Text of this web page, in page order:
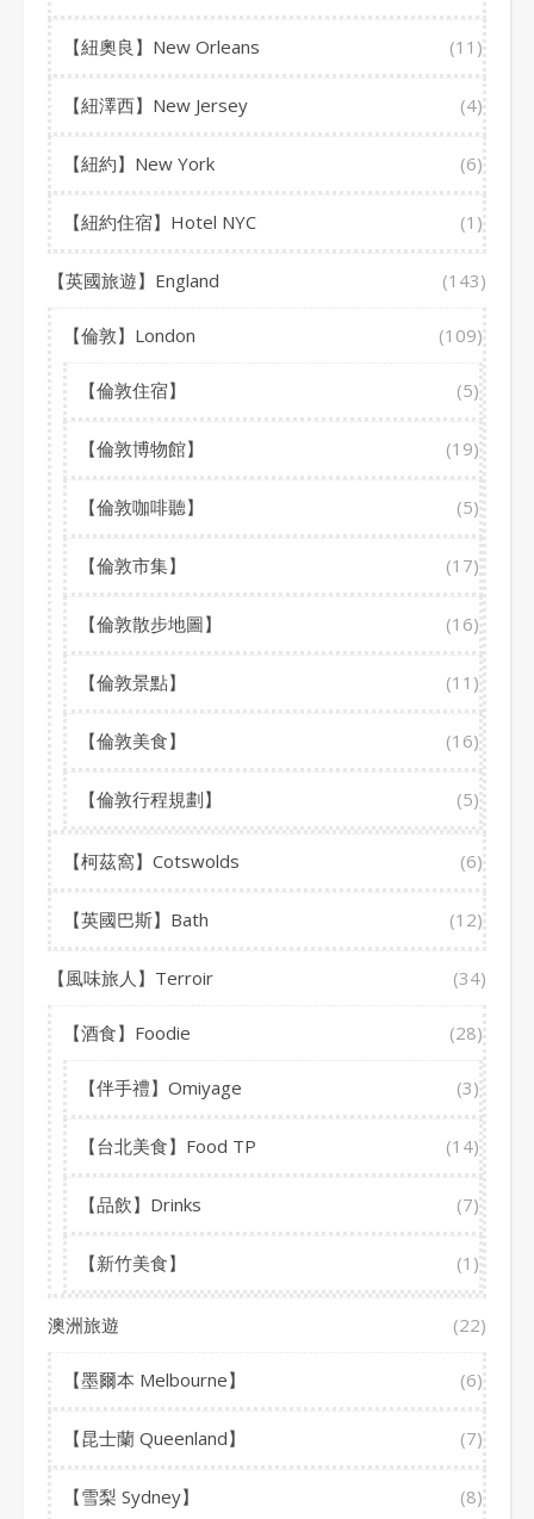
【紐奧良】New Orleans (11)
【紐澤西】New Jersey (4)
【紐約】New York (6)
【紐約住宿】Hotel NYC (1)
【英國旅遊】England (143)
【倫敦】London (109)
【倫敦住宿】 (5)
【倫敦博物館】 (19)
【倫敦咖啡聽】 (5)
【倫敦市集】 (17)
【倫敦散步地圖】 (16)
【倫敦景點】 (11)
【倫敦美食】 (16)
【倫敦行程規劃】 (5)
【柯茲窩】Cotswolds (6)
【英國巴斯】Bath (12)
【風味旅人】Terroir (34)
【酒食】Foodie (28)
【伴手禮】Omiyage (3)
【台北美食】Food TP (14)
【品飲】Drinks (7)
【新竹美食】 (1)
澳洲旅遊 (22)
【墨爾本 Melbourne】 (6)
【昆士蘭 Queenland】 (7)
【雪梨 Sydney】 (8)